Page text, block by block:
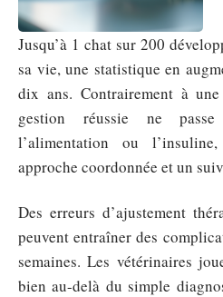
Jusqu’à 1 chat sur 200
sa vie, une statistique en
dix ans. Contrairement à
gestion réussie ne
l’alimentation ou
approche coordonnée et un
Des erreurs d’ajustement
peuvent entraîner des
semaines. Les vétérinaires
bien au-delà du simple